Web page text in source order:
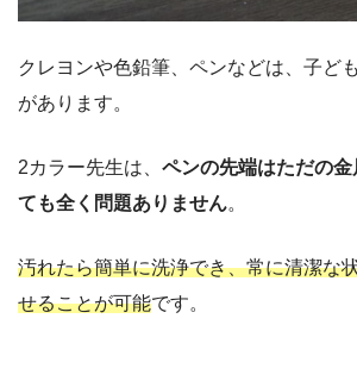
クレヨンや色鉛筆、ペンなどは、子ど
があります。
2カラー先生は、 ペンの先端はただの
ても全く問題ありません。
汚れたら簡単に洗浄でき、常に清潔な
せることが可能です。